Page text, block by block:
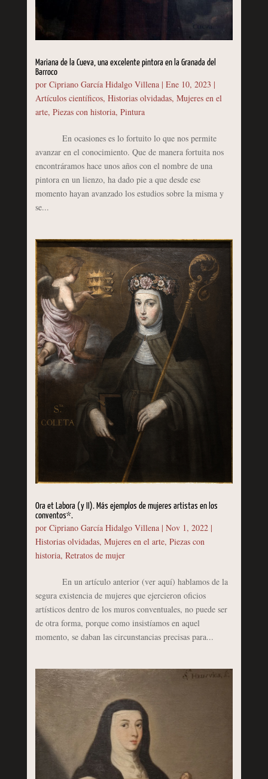
Mariana de la Cueva, una excelente pintora en la Granada del
Barroco
por Cipriano García Hidalgo Villena| Ene 10, 2023 |
Artículos científicos, Historias olvidadas, Mujeres en el
arte, Piezas con historia, Pintura
En ocasiones es lo fortuito lo que nos permite
avanzar en el conocimiento. Que de manera fortuita nos
encontráramos hace unos años con el nombre de una
pintora en un lienzo, ha dado pie a que desde ese
momento hayan avanzado los estudios sobre la misma y
se...
Ora et Labora (y II). Más ejemplos de mujeres artistas en los
conventos*.
por Cipriano García Hidalgo Villena| Nov 1, 2022|
Historias olvidadas, Mujeres en el arte, Piezas con
historia, Retratos de mujer
En un artículo anterior (ver aquí) hablamos de la
segura existencia de mujeres que ejercieron oficios
artísticos dentro de los muros conventuales, no puede ser
de otra forma, porque como insistíamos en aquel
momento, se daban las circunstancias precisas para...